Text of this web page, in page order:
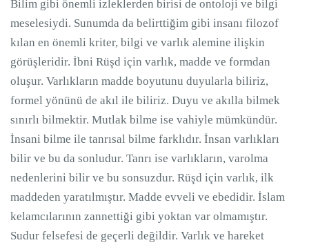
Bilim gibi önemli izleklerden birisi de ontoloji ve bilgi
meselesiydi. Sunumda da belirttiğim gibi insanı filozof
kılan en önemli kriter, bilgi ve varlık alemine ilişkin
görüşleridir. İbni Rüşd için varlık, madde ve formdan
oluşur. Varlıkların madde boyutunu duyularla biliriz,
formel yönünü de akıl ile biliriz. Duyu ve akılla bilmek
sınırlı bilmektir. Mutlak bilme ise vahiyle mümkündür.
İnsani bilme ile tanrısal bilme farklıdır. İnsan varlıkları
bilir ve bu da sonludur. Tanrı ise varlıkların, varolma
nedenlerini bilir ve bu sonsuzdur. Rüşd için varlık, ilk
maddeden yaratılmıştır. Madde evveli ve ebedidir. İslam
kelamcılarının zannettiği gibi yoktan var olmamıştır.
Sudur felsefesi de geçerli değildir. Varlık ve hareket